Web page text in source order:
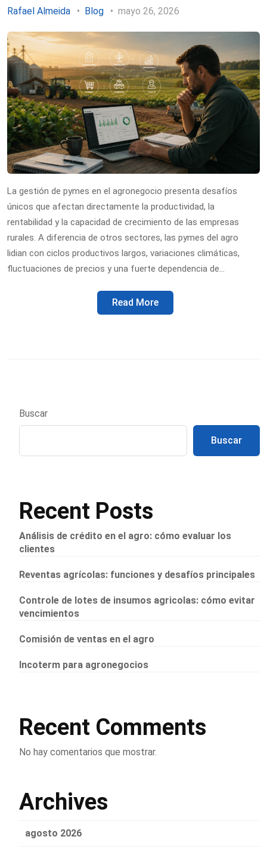
Rafael Almeida Blog mayo 26, 2026
La gestión de pymes en el agronegocio presenta desafíos
únicos que afectan directamente la productividad, la
rentabilidad y la capacidad de crecimiento de las empresas
rurales. A diferencia de otros sectores, las pymes del agro
lidian con ciclos productivos largos, variaciones climáticas,
fluctuaciones de precios y una fuerte dependencia de…
Read More
Buscar
Buscar
Recent Posts
Análisis de crédito en el agro: cómo evaluar los
clientes
Reventas agrícolas: funciones y desafíos principales
Controle de lotes de insumos agricolas: cómo evitar
vencimientos
Comisión de ventas en el agro
Incoterm para agronegocios
Recent Comments
No hay comentarios que mostrar.
Archives
agosto 2026